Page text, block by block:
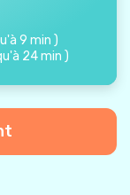
9 min )
24 min )